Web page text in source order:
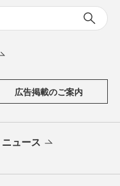
広告掲載のご案内
ニュース